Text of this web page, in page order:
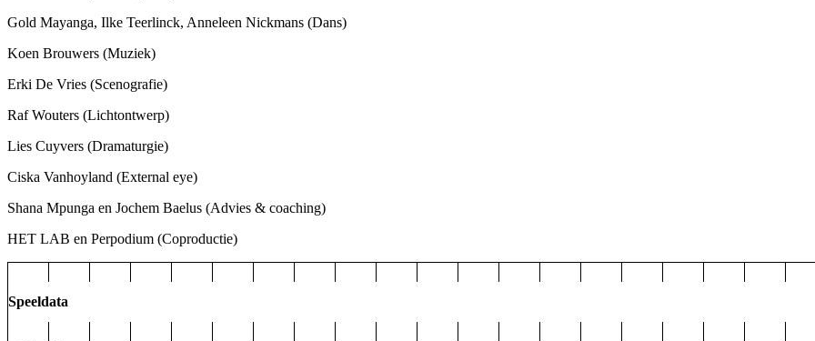
Gold Mayanga, Ilke Teerlinck, Anneleen Nickmans (Dans)
Koen Brouwers (Muziek)
Erki De Vries (Scenografie)
Raf Wouters (Lichtontwerp)
Lies Cuyvers (Dramaturgie)
Ciska Vanhoyland (External eye)
Shana Mpunga en Jochem Baelus (Advies & coaching)
HET LAB en Perpodium (Coproductie)
Speeldata